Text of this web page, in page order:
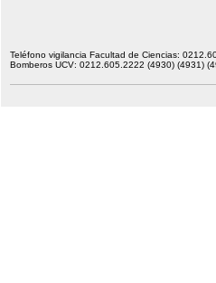
Teléfono vigilancia Facultad de Ciencias:
Bomberos UCV: 0212.605.2222 (4930) (4931)